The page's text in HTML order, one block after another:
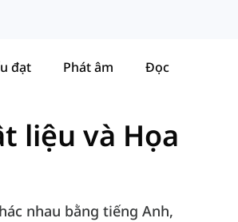
đạt Phát âm Đọc
liệu và Họa
nhau bằng tiếng Anh,